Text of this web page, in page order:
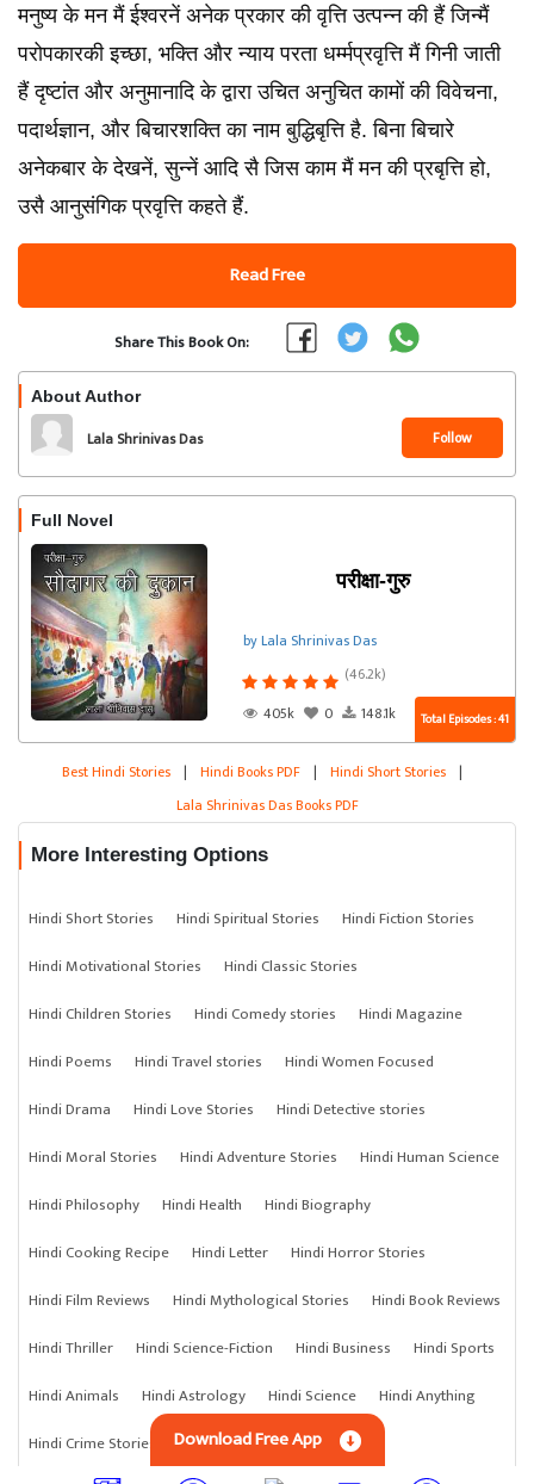
मनुष्‍य के मन मैं ईश्‍वरनें अनेक प्रकार की वृत्ति उत्‍पन्‍न की हैं जिन्‍मैं
परोपकारकी इच्‍छा, भक्ति और न्‍याय परता धर्म्‍मप्रवृत्ति मैं गिनी जाती
हैं दृष्‍टांत और अनुमानादि के द्वारा उचित अनुचित कामों की विवेचना,
पदार्थज्ञान, और बिचारशक्ति का नाम बुद्धिबृत्ति है. बिना बिचारे
अनेकबार के देखनें, सुन्‍नें आदि सै जिस काम मैं मन की प्रबृत्ति हो,
उसै आनुसंगिक प्रवृत्ति कहते हैं.
Read Free
Share This Book On:
About Author
Lala Shrinivas Das Follow
Full Novel
परीक्षा-गुरु
by Lala Shrinivas Das
(46.2k)
405k
0 148.1k Total Episodes : 41
Best Hindi Stories | Hindi Books PDF | Hindi Short Stories |
Lala Shrinivas Das Books PDF
More Interesting Options
Hindi Short Stories Hindi Spiritual Stories
Hindi Fiction Stories
Hindi Motivational Stories
Hindi Classic Stories
Hindi Children Stories
Hindi Comedy stories
Hindi Magazine
Hindi Poems
Hindi Travel stories
Hindi Women Focused
Hindi Drama
Hindi Love Stories
Hindi Detective stories
Hindi Moral Stories
Hindi Adventure Stories
Hindi Human Science
Hindi Philosophy
Hindi Health
Hindi Biography
Hindi Cooking Recipe
Hindi Letter
Hindi Horror Stories
Hindi Film Reviews
Hindi Mythological Stories
Hindi Book Reviews
Hindi Thriller
Hindi Science-Fiction Hindi Business
Hindi Sports
Hindi Animals
Hindi Astrology Hindi Science
Hindi Anything
Hindi Crime Stories
Download Free App